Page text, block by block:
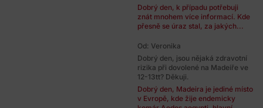
Dobrý den, k případu potřebuji
znát mnohem více informací. Kde
přesně se úraz stal, za jakých...
Od: Veronika
Dobrý den, jsou nějaká zdravotní
rizika při dovolené na Madeiře ve
12-13tt? Děkuji.
Dobrý den, Madeira je jediné místo
v Evropě, kde žije endemicky